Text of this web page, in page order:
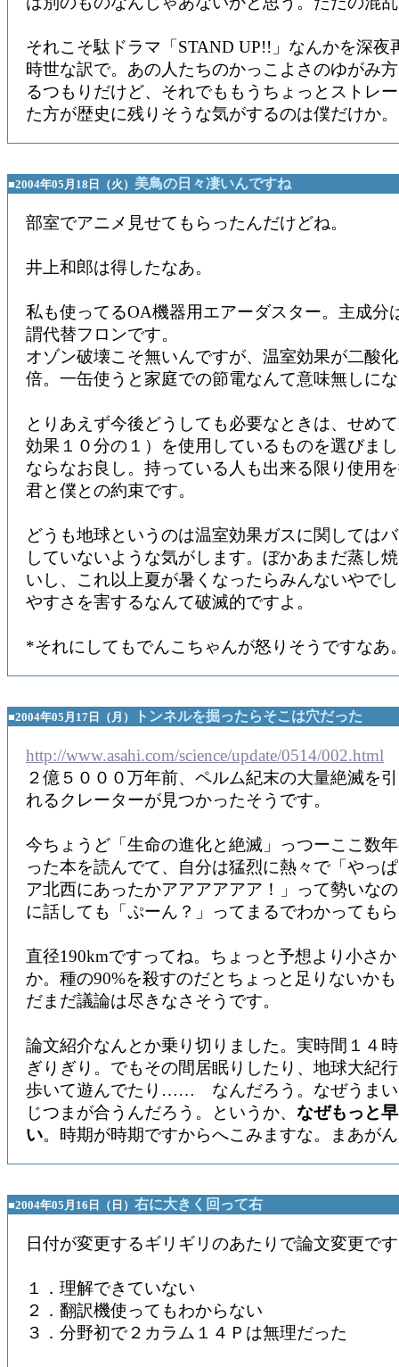
それこそ駄ドラマ「STAND UP!!」なんかを深夜
時世な訳で。あの人たちのかっこよさのゆがみ
るつもりだけど、それでももうちょっとストレ
た方が歴史に残りそうな気がするのは僕だけか。
■2004年05月18日（火） 美鳥の日々凄いんですね
部室でアニメ見せてもらったんだけどね。
井上和郎は得したなあ。
私も使ってるOA機器用エアーダスター。主成分
謂代替フロンです。
オゾン破壊こそ無いんですが、温室効果が二酸
倍。一缶使うと家庭での節電なんて意味無しに
とりあえず今後どうしても必要なときは、せめ
効果１０分の１）を使用しているものを選びま
ならなお良し。持っている人も出来る限り使用
君と僕との約束です。
どうも地球というのは温室効果ガスに関しては
していないような気がします。ぼかあまだ蒸し
いし、これ以上夏が暑くなったらみんないやで
やすさを害するなんて破滅的ですよ。
*それにしてもでんこちゃんが怒りそうですなあ
■2004年05月17日（月） トンネルを掘ったらそこは穴だった
http://www.asahi.com/science/update/0514/002.html
２億５０００万年前、ペルム紀末の大量絶滅を
れるクレーターが見つかったそうです。
今ちょうど「生命の進化と絶滅」っつーここ数
った本を読んでて、自分は猛烈に熱々で「やっ
ア北西にあったかアアアアアア！」って勢いな
に話しても「ぷーん？」ってまるでわかっても
直径190kmですってね。ちょっと予想より小さ
か。種の90%を殺すのだとちょっと足りないか
だまだ議論は尽きなさそうです。
論文紹介なんとか乗り切りました。実時間１４
ぎりぎり。でもその間居眠りしたり、地球大紀
歩いて遊んでたり…… なんだろう。なぜうまい
じつまが合うんだろう。というか、 なぜもっと
い。時期が時期ですからへこみますな。まあが
■2004年05月16日（日） 右に大きく回って右
日付が変更するギリギリのあたりで論文変更で
１．理解できていない
２．翻訳機使ってもわからない
３．分野初で２カラム１４Ｐは無理だった